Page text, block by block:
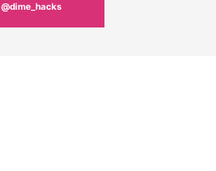
@dime_hacks